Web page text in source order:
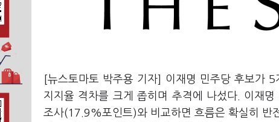
[뉴스토마토 박주용 기자] 이재명 민주당 후보가
지지율 격차를 크게 좁히며 추격에 나섰다. 이재
조사(17.9%포인트)와 비교하면 흐름은 확실히 반